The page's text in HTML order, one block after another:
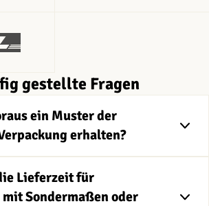
gestellte Fragen
ein Muster der
erhalten?
Lieferzeit für
Sondermaßen oder